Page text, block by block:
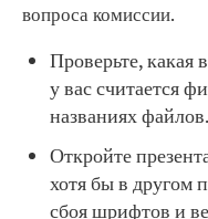
вопроса комиссии.
Проверьте, какая
у вас считается
названиях файлов.
Откройте
хотя бы в другом
сбоя шрифтов и